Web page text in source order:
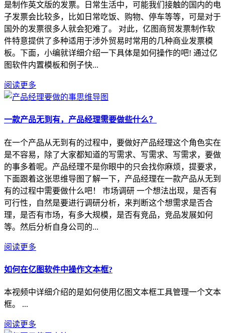
是制作英文版的发票。日常生活中，可能我们接触的国内的电
子发票会比较多，比如日常吃饭、购物、停车等等，可是对于
国外的发票很多人就会犯难了。 对此，亿图商贸发票制作软
件特意提供了多种适用于涉外贸易时常用的几种商业发票模
板。下面，小编就详细介绍一下具体是如何操作的吧! 通过亿
图软件内置模板和例子快...
阅读更多
一款产品无到有，产品经理需要做些什么？
在一个产品从无到有的过程中，要做好产品经理这个角色实在
是不容易，除了大家都知道的写需求、写需求、写需求，要做
的事多着呢。产品经理不是你眼中的只会找你麻烦，提要求，
下面跟着这张思维导图了解一下，产品经理在一款产品从无到
有的过程中需要做什么吧！ 市场调研 一个想法出现，是否有
可行性，自然是要进行调研分析，来判断这个想需求是否合
理，是否有市场，有多大规模，是否有竞品，竞品发展如何
等。然后分析自身公司的...
阅读更多
如何在亿图软件中操作文本框?
本视频中详细介绍的是如何使用亿图文本框工具管理一个文本
框。 ...
阅读更多